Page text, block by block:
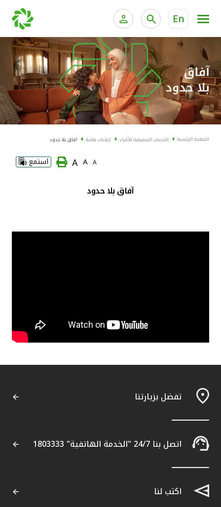
En
الخدمات المصرفية الإلكترونية للأفراد
الخدمات المصرفية الإلكترونية للشركات
خدمة "بيتك" للتداول الإلكتروني
الخدمات المصرفية للأفراد الخدمات المالية الخاصة
الحسابات المصرفية
البطاقات
تركيا
مصر
المملكة المتحدة
الصفحة الرئيسية الخدمات المصرفية للأفراد إعلانات هامة آفاق بلا حدود
A
A
A استمع
آفاق بلا حدود
تفضل بزيارتنا
اتصل بنا 24/7 "الخدمة الهاتفية" 1803333
اكتب لنا